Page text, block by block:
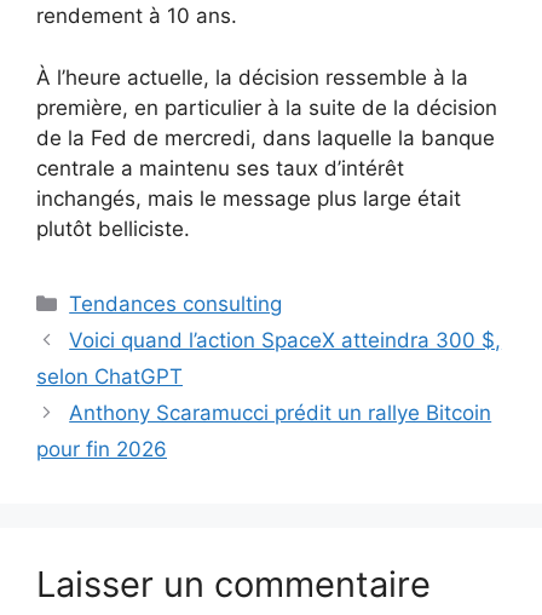
rendement à 10 ans.
À l’heure actuelle, la décision ressemble à la
première, en particulier à la suite de la décision
de la Fed de mercredi, dans laquelle la banque
centrale a maintenu ses taux d’intérêt
inchangés, mais le message plus large était
plutôt belliciste.
Catégories
Tendances consulting
Voici quand l’action SpaceX atteindra 300 $,
selon ChatGPT
Anthony Scaramucci prédit un rallye Bitcoin
pour fin 2026
Laisser un commentaire